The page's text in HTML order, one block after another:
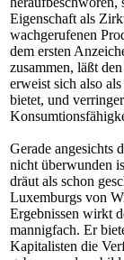
Eigenschaft als
wachgerufenen
dem ersten
zusammen, läßt
erweist sich also
bietet, und
Gerade angesichts
nicht überwunden
dräut als schon
Luxemburgs von
Ergebnissen wirkt
mannigfach. Er
Kapitalisten die